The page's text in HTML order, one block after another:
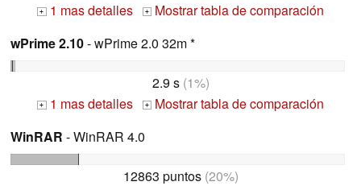
+ 1 mas detalles +
Mostrar tabla de comparación
wPrime 2.10- wPrime 2.0 32m *
2.9 s(1%)
+ 1 mas detalles +
Mostrar tabla de comparación
WinRAR - WinRAR 4.0
12863 puntos(20%)